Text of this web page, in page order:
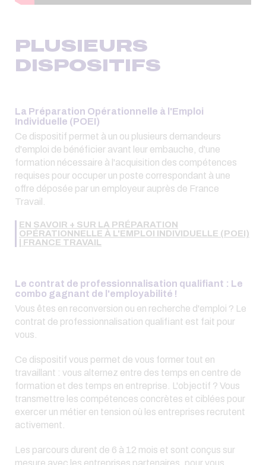
PLUSIEURS
DISPOSITIFS
La Préparation Opérationnelle à l'Emploi
Individuelle (POEI)
Ce dispositif permet à un ou plusieurs demandeurs
d'emploi de bénéficier avant leur embauche, d'une
formation nécessaire à l'acquisition des compétences
requises pour occuper un poste correspondant à une
offre déposée par un employeur auprès de France
Travail.
EN SAVOIR + SUR LA PRÉPARATION
OPÉRATIONNELLE À L'EMPLOI INDIVIDUELLE (POEI)
| FRANCE TRAVAIL
Le contrat de professionnalisation qualifiant : Le
combo gagnant de l'employabilité !
Vous êtes en reconversion ou en recherche d'emploi ? Le
contrat de professionnalisation qualifiant est fait pour
vous.
Ce dispositif vous permet de vous former tout en
travaillant : vous alternez entre des temps en centre de
formation et des temps en entreprise. L'objectif ? Vous
transmettre les compétences concrètes et ciblées pour
exercer un métier en tension où les entreprises recrutent
activement.
Les parcours durent de 6 à 12 mois et sont conçus sur
mesure avec les entreprises partenaires, pour vous